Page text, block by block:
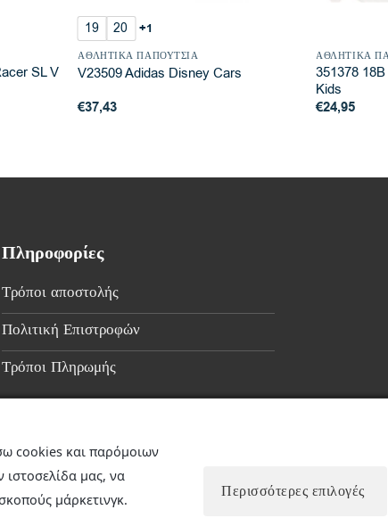
SL V
19 20 +1
ΑΘΛΗΤΙΚΆ ΠΑΠΟΎΤΣΙΑ
V23509 Adidas Disney Cars
€37,43
ΑΘΛΗΤΙΚΆ
351378
Kids
€24,95
Πληροφορίες
Τρόποι αποστολής
Πολιτική Επιστροφών
Τρόποι Πληρωμής
cookies και παρόμοιων
ιστοσελίδα μας, να
μάρκετινγκ.
Περισσότερες επιλογές